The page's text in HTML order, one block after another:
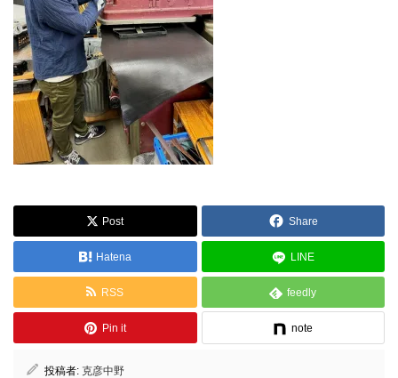
Post Share
Hatena LINE
RSS feedly
Pin it note
投稿者: 克彦中野